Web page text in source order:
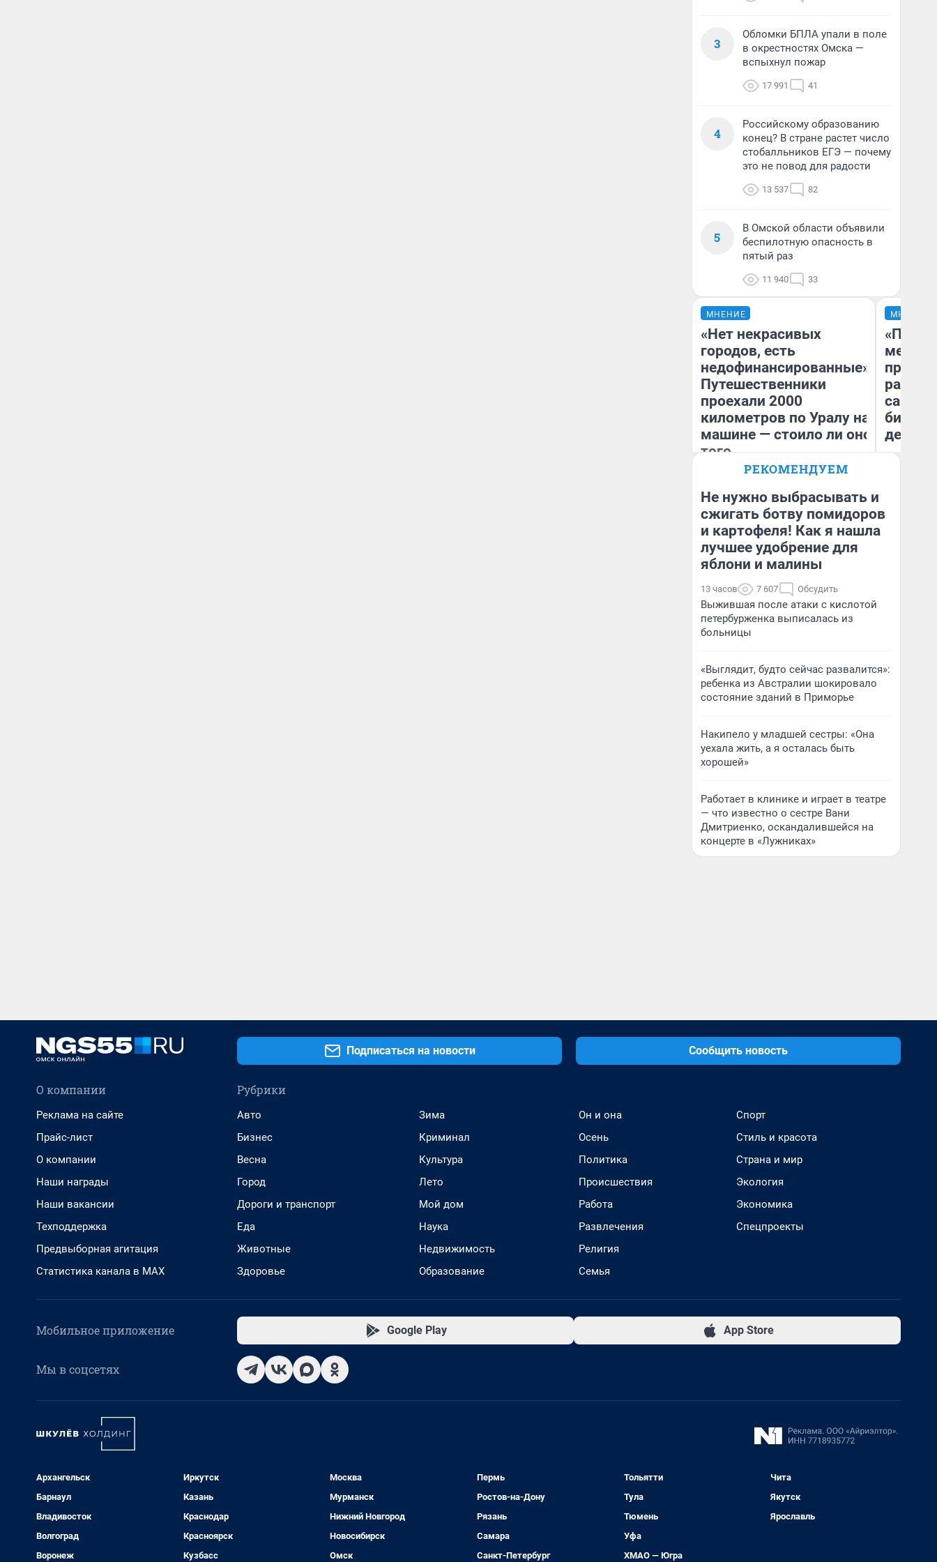
3
Обломки БПЛА упали в поле
в окрестностях Омска —
вспыхнул пожар
17 991 41
4
Российскому образованию
конец? В стране растет число
стобалльников ЕГЭ — почему
это не повод для радости
13 537 82
5
В Омской области объявили
беспилотную опасность в
пятый раз
11 940 33
МНЕНИЕ
«Нет некрасивых
городов, есть
недофинансированные».
Путешественники
проехали 2000
километров по Уралу на
машине — стоило ли оно
того
Екатерина Литкевич
МНЕНИЕ
самом
РЕКОМЕНДУЕМ
Не нужно выбрасывать и
сжигать ботву помидоров
и картофеля! Как я нашла
лучшее удобрение для
яблони и малины
13 часов 7 607 Обсудить
Выжившая после атаки с кислотой
петербурженка выписалась из
больницы
«Выглядит, будто сейчас развалится»:
ребенка из Австралии шокировало
состояние зданий в Приморье
Накипело у младшей сестры: «Она
уехала жить, а я осталась быть
хорошей»
Работает в клинике и играет в театре
— что известно о сестре Вани
Дмитриенко, оскандалившейся на
концерте в «Лужниках»
Подписаться на новости Сообщить новость
О компании
Реклама на сайте
Прайс-лист
О компании
Наши награды
Наши вакансии
Техподдержка
Предвыборная агитация
Статистика канала в MAX
Рубрики
Авто
Бизнес
Весна
Город
Дороги и транспорт
Еда
Животные
Здоровье
Зима
Криминал
Культура
Лето
Мой дом
Наука
Недвижимость
Образование
Он и она
Осень
Политика
Происшествия
Работа
Развлечения
Религия
Семья
Спорт
Стиль и красота
Страна и мир
Экология
Экономика
Спецпроекты
Мобильное приложение Google Play App Store
Мы в соцсетях
Архангельск
Барнаул
Владивосток
Волгоград
Воронеж
Иркутск
Казань
Краснодар
Красноярск
Кузбасс
Москва
Мурманск
Нижний Новгород
Новосибирск
Омск
Пермь
Ростов-на-Дону
Рязань
Самара
Санкт-Петербург
Тольятти
Тула
Тюмень
Уфа
ХМАО — Югра
Чита
Якутск
Ярославль